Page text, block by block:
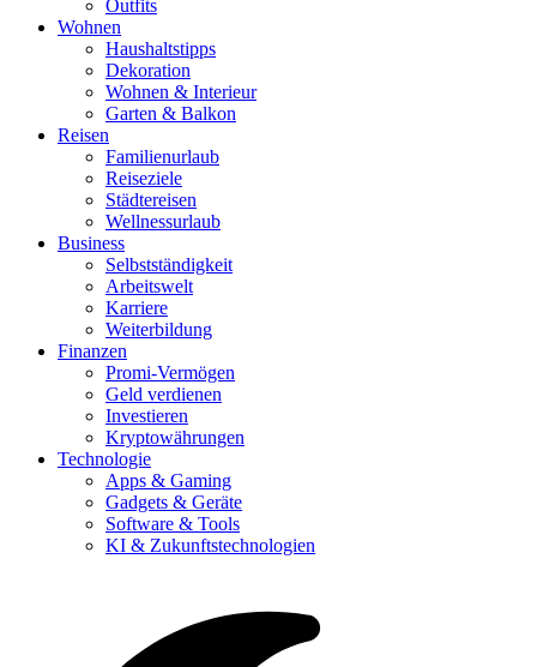
Outfits
Wohnen
Haushaltstipps
Dekoration
Wohnen & Interieur
Garten & Balkon
Reisen
Familienurlaub
Reiseziele
Städtereisen
Wellnessurlaub
Business
Selbstständigkeit
Arbeitswelt
Karriere
Weiterbildung
Finanzen
Promi-Vermögen
Geld verdienen
Investieren
Kryptowährungen
Technologie
Apps & Gaming
Gadgets & Geräte
Software & Tools
KI & Zukunftstechnologien